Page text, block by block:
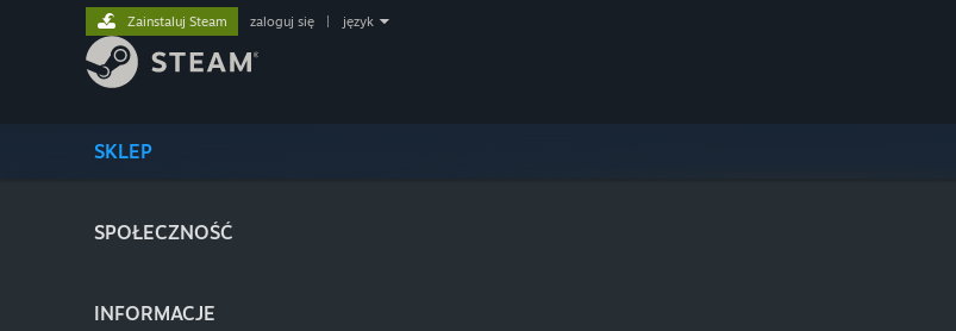
SKLEP
SPOŁECZNOŚĆ
INFORMACJE
Zainstaluj Steam zaloguj się język